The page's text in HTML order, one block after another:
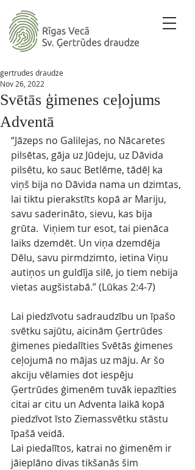
Svētās ģimenes ceļojums
Adventā
gertrudes draudze
Nov 26, 2022
“Jāzeps no Galilejas, no Nācaretes
pilsētas, gāja uz Jūdeju, uz Dāvida
pilsētu, ko sauc Betlēme, tādēļ ka
viņš bija no Dāvida nama un dzimtas,
lai tiktu pierakstīts kopā ar Mariju,
savu saderināto, sievu, kas bija
grūta.  Viņiem tur esot, tai pienāca
laiks dzemdēt. Un viņa dzemdēja
Dēlu, savu pirmdzimto, ietina Viņu
autiņos un guldīja silē, jo tiem nebija
vietas augšistabā.” (Lūkas 2:4-7)
Lai piedzīvotu sadraudzību un īpašo
svētku sajūtu, aicinām Ģertrūdes
ģimenes piedalīties Svētās ģimenes
ceļojumā no mājas uz māju. Ar šo
akciju vēlamies dot iespēju
Ģertrūdes ģimenēm tuvāk iepazīties
citai ar citu un Adventa laikā kopā
piedzīvot īsto Ziemassvētku stāstu
īpašā veidā.
Lai piedalītos, katrai no ģimenēm ir
jāieplāno divas tikšanās šim